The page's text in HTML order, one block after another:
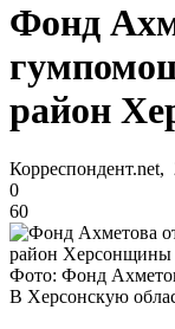
Фонд
район
Корреспондент.net,
0
60
Фото: Фонд
В Херсонскую